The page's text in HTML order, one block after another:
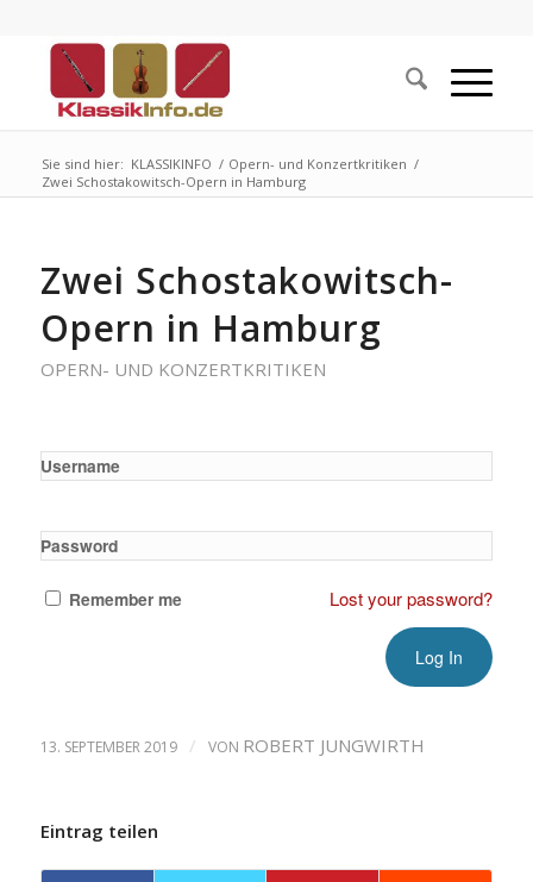
Sie sind hier: KLASSIKINFO / Opern- und Konzertkritiken /
Zwei Schostakowitsch-Opern in Hamburg
Zwei Schostakowitsch-
Opern in Hamburg
OPERN- UND KONZERTKRITIKEN
Username
Password
Remember me Lost your password?
13. SEPTEMBER 2019 / VON ROBERT JUNGWIRTH
Eintrag teilen